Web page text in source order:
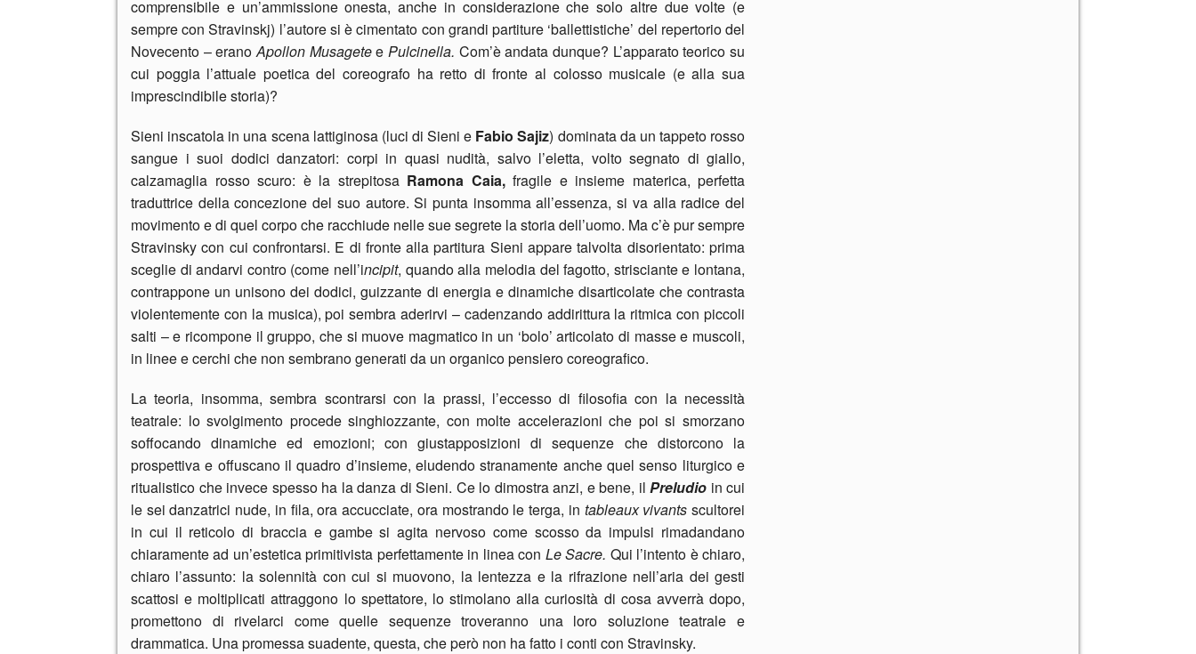
comprensibile e un’ammissione onesta, anche in considerazione che solo altre due volte (e
sempre con Stravinskj) l’autore si è cimentato con grandi partiture ‘ballettistiche’ del repertorio del
Novecento – eranoApollon MusageteePulcinella. Com’è andata dunque? L’apparato teorico su
cui poggia l’attuale poetica del coreografo ha retto di fronte al colosso musicale (e alla sua
imprescindibile storia)?
Sieni inscatola in una scena lattiginosa (luci di Sieni e Fabio Sajiz) dominata da un tappeto rosso
sangue i suoi dodici danzatori: corpi in quasi nudità, salvo l’eletta, volto segnato di giallo,
calzamaglia rosso scuro: è la strepitosa Ramona Caia,fragile e insieme materica, perfetta
traduttrice della concezione del suo autore. Si punta insomma all’essenza, si va alla radice del
movimento e di quel corpo che racchiude nelle sue segrete la storia dell’uomo. Ma c’è pur sempre
Stravinsky con cui confrontarsi. E di fronte alla partitura Sieni appare talvolta disorientato: prima
sceglie di andarvi contro (come nell’incipit, quando alla melodia del fagotto, strisciante e lontana,
contrappone un unisono dei dodici, guizzante di energia e dinamiche disarticolate che contrasta
violentemente con la musica), poi sembra aderirvi – cadenzando addirittura la ritmica con piccoli
salti – e ricompone il gruppo, che si muove magmatico in un ‘bolo’ articolato di masse e muscoli,
in linee e cerchi che non sembrano generati da un organico pensiero coreografico.
La teoria, insomma, sembra scontrarsi con la prassi, l’eccesso di filosofia con la necessità
teatrale: lo svolgimento procede singhiozzante, con molte accelerazioni che poi si smorzano
soffocando dinamiche ed emozioni; con giustapposizioni di sequenze che distorcono la
prospettiva e offuscano il quadro d’insieme, eludendo stranamente anche quel senso liturgico e
ritualistico che invece spesso ha la danza di Sieni. Ce lo dimostra anzi, e bene, il Preludio in cui
le sei danzatrici nude, in fila, ora accucciate, ora mostrando le terga, in tableaux vivants scultorei
in cui il reticolo di braccia e gambe si agita nervoso come scosso da impulsi rimadandano
chiaramente ad un’estetica primitivista perfettamente in linea con Le Sacre. Qui l’intento è chiaro,
chiaro l’assunto: la solennità con cui si muovono, la lentezza e la rifrazione nell’aria dei gesti
scattosi e moltiplicati attraggono lo spettatore, lo stimolano alla curiosità di cosa avverrà dopo,
promettono di rivelarci come quelle sequenze troveranno una loro soluzione teatrale e
drammatica. Una promessa suadente, questa, che però non ha fatto i conti con Stravinsky.